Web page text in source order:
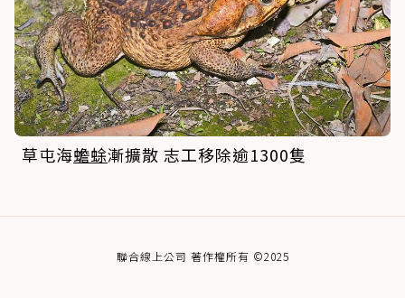
草屯海蟾蜍漸擴散 志工移除逾1300隻
聯合線上公司 著作權所有 ©2025